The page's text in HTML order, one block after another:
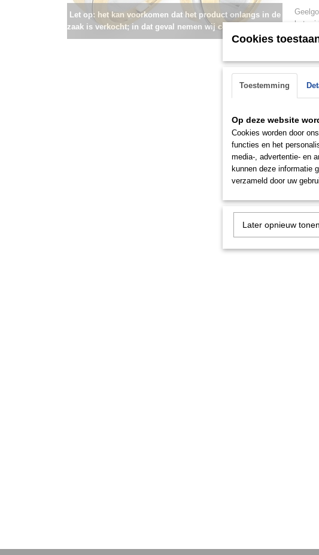
Let op: het kan voorkomen dat het product onlangs in de
zaak is verkocht; in dat geval nemen wij contact met u op.
Goud
Soort
het
Cookies
Toestemming
Op deze website
Cookies worden door
functies en het
media-, advertentie- en
kunnen deze informatie
verzameld door uw
Later opnieuw tonen